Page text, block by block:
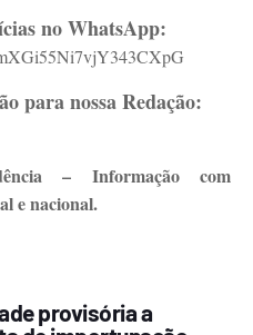
no WhatsApp:
para nossa Redação:
– Informação com
e nacional.
provisória a